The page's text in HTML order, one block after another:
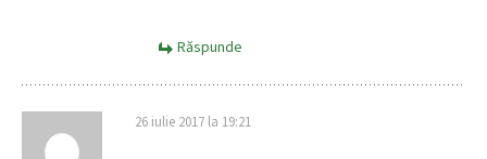
Răspunde
26 iulie 2017 la 19:21